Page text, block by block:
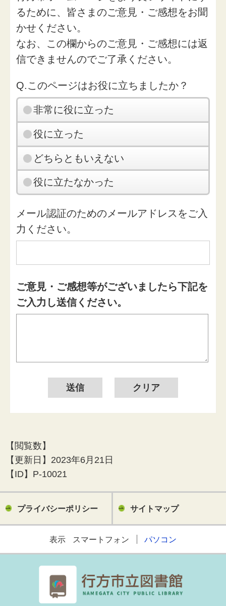
るために、皆さまのご意見・ご感想をお聞
かせください。
なお、この欄からのご意見・ご感想には返
信できませんのでご了承ください。
Q.このページはお役に立ちましたか？
非常に役に立った
役に立った
どちらともいえない
役に立たなかった
メール認証のためのメールアドレスをご入
力ください。
ご意見・ご感想等がございましたら下記を
ご入力し送信ください。
【閲覧数】
【更新日】 2023年6月21日
【ID】 P-10021
プライバシーポリシー サイトマップ
表示 スマートフォン パソコン